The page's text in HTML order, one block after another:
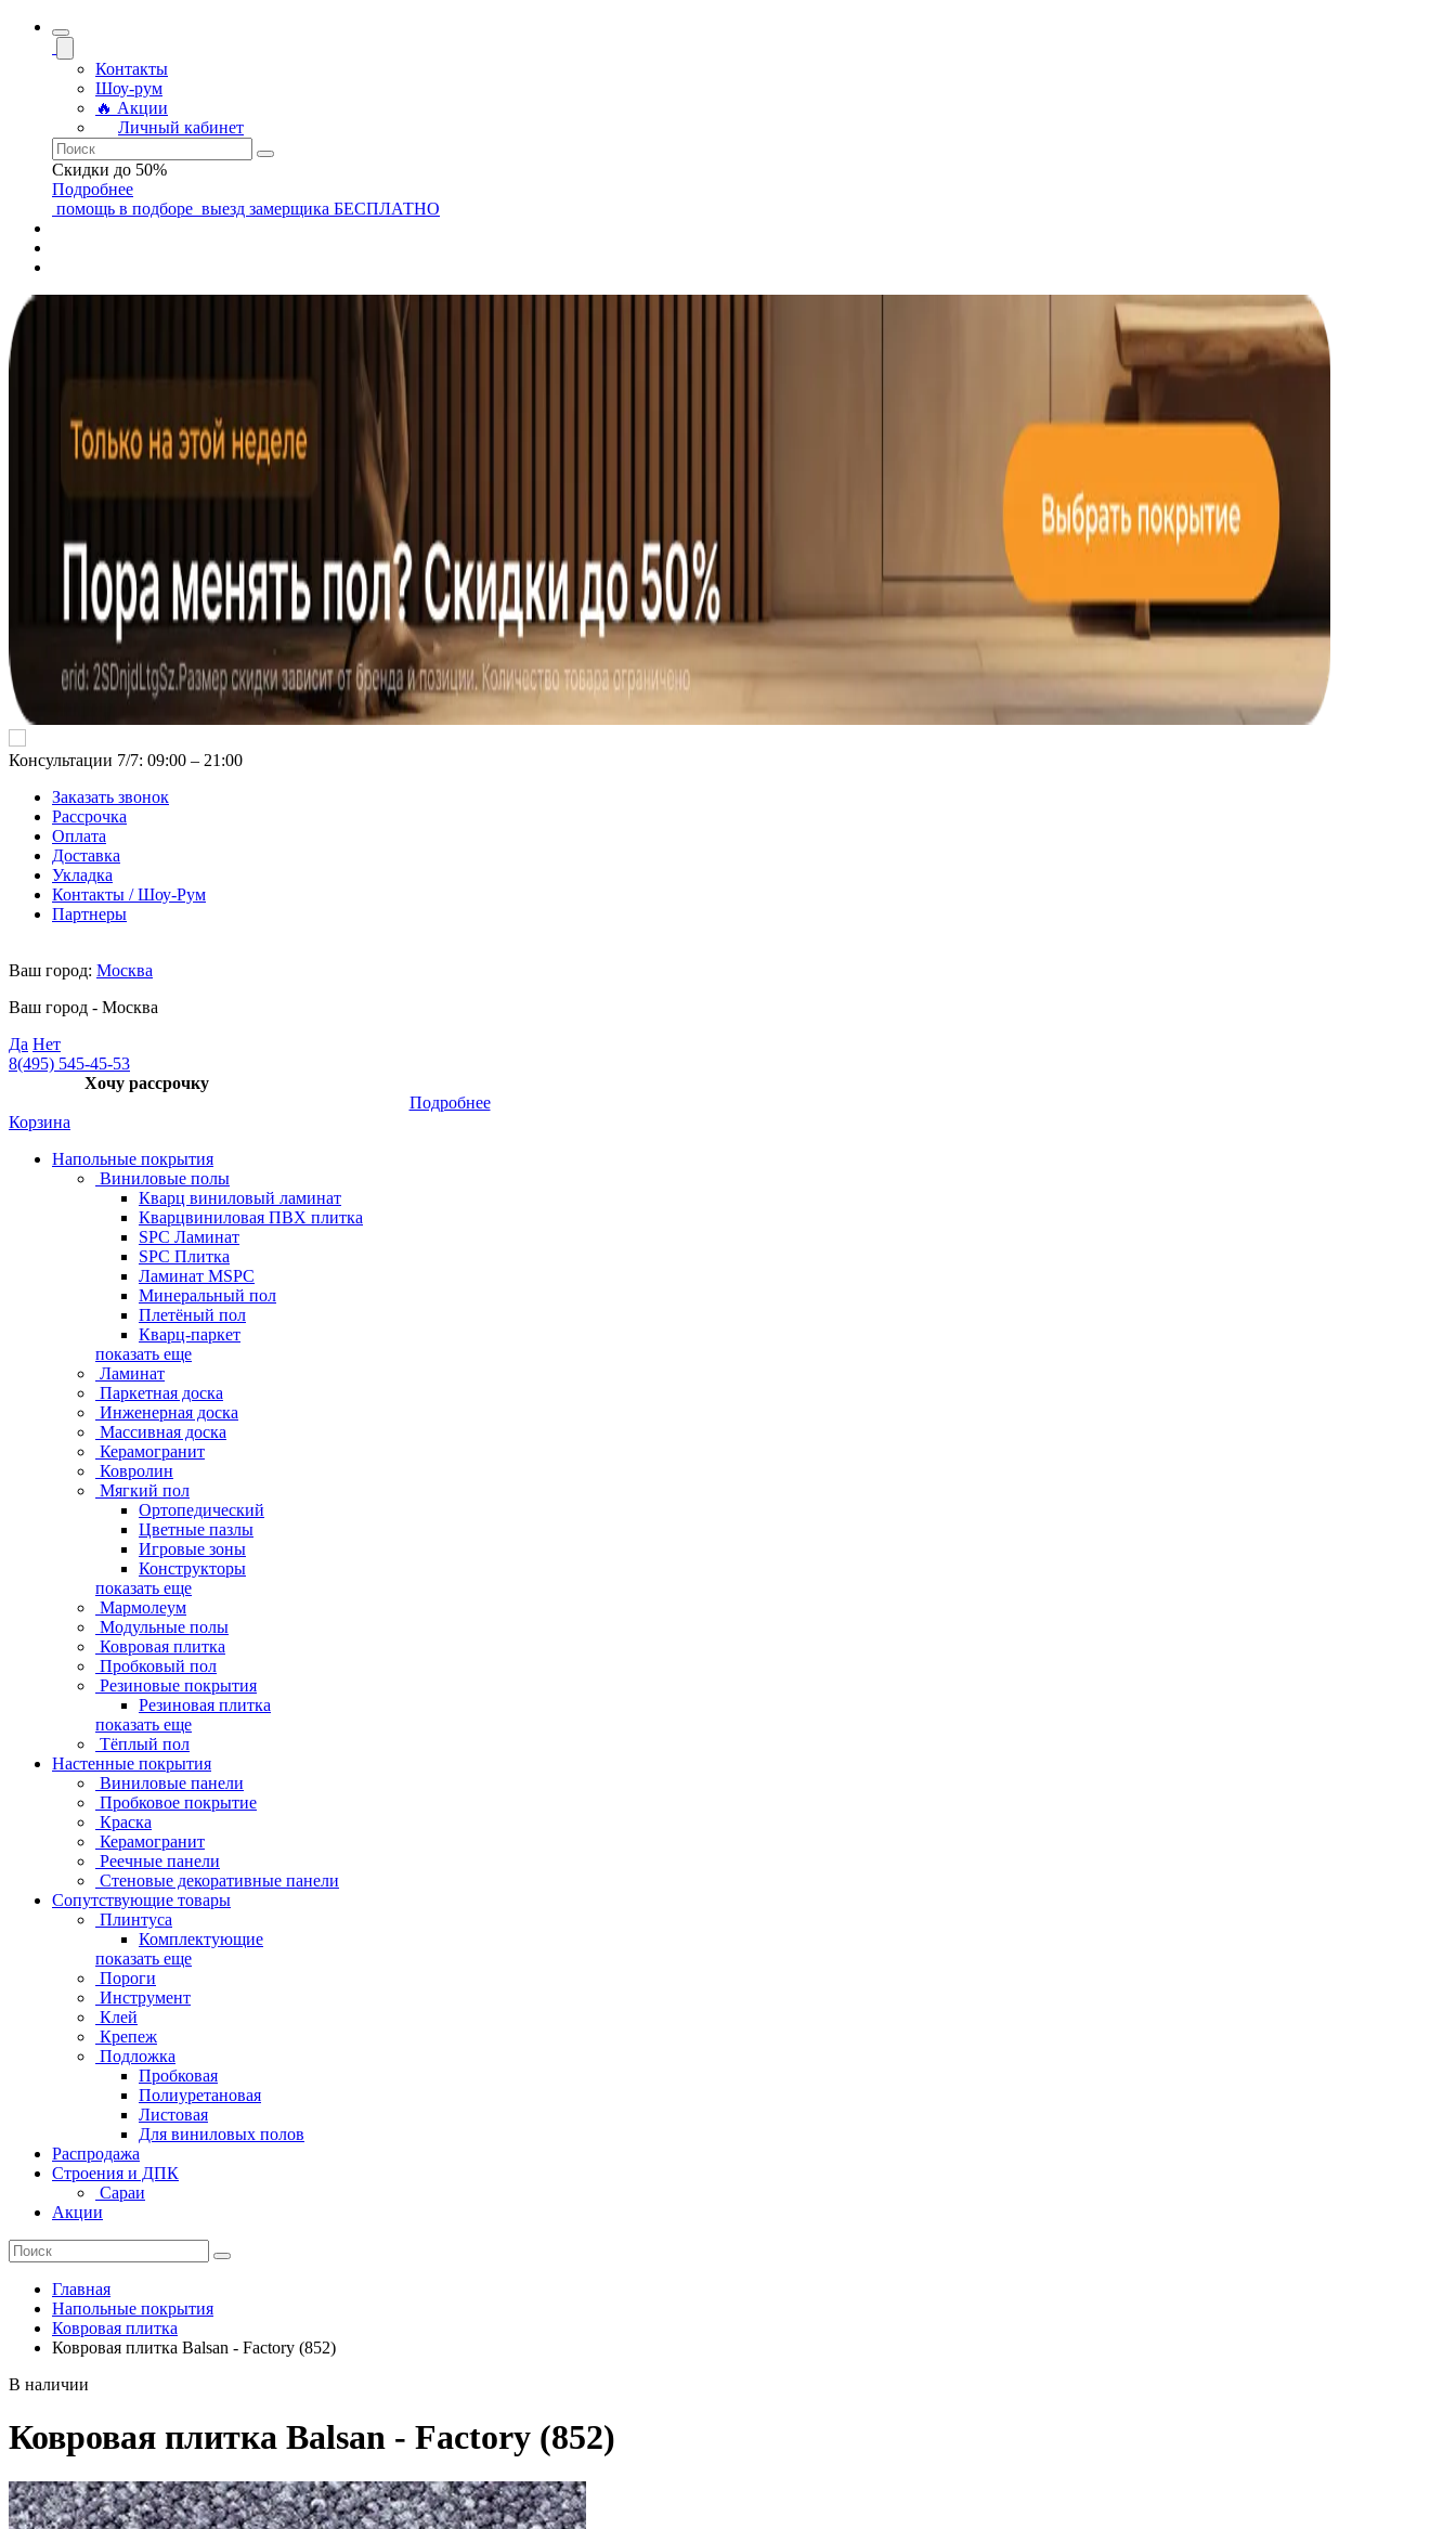
Контакты
Шоу-рум
🔥 Акции
Личный кабинет
Скидки до 50%
Подробнее
помощь в подборе выезд замерщика БЕСПЛАТНО
Консультации 7/7: 09:00 ‒ 21:00
Заказать звонок
Рассрочка
Оплата
Доставка
Укладка
Контакты / Шоу-Рум
Партнеры
Ваш город: Москва
Ваш город - Москва
Да Нет
8(495) 545-45-53
Хочу рассрочку
Подробнее
Корзина
Напольные покрытия
Виниловые полы
Кварц виниловый ламинат
Кварцвиниловая ПВХ плитка
SPC Ламинат
SPC Плитка
Ламинат MSPC
Минеральный пол
Плетёный пол
Кварц-паркет
показать еще
Ламинат
Паркетная доска
Инженерная доска
Массивная доска
Керамогранит
Ковролин
Мягкий пол
Ортопедический
Цветные пазлы
Игровые зоны
Конструкторы
показать еще
Мармолеум
Модульные полы
Ковровая плитка
Пробковый пол
Резиновые покрытия
Резиновая плитка
показать еще
Тёплый пол
Настенные покрытия
Виниловые панели
Пробковое покрытие
Краска
Керамогранит
Реечные панели
Стеновые декоративные панели
Сопутствующие товары
Плинтуса
Комплектующие
показать еще
Пороги
Инструмент
Клей
Крепеж
Подложка
Пробковая
Полиуретановая
Листовая
Для виниловых полов
Распродажа
Строения и ДПК
Сараи
Акции
Главная
Напольные покрытия
Ковровая плитка
Ковровая плитка Balsan - Factory (852)
В наличии
Ковровая плитка Balsan - Factory (852)